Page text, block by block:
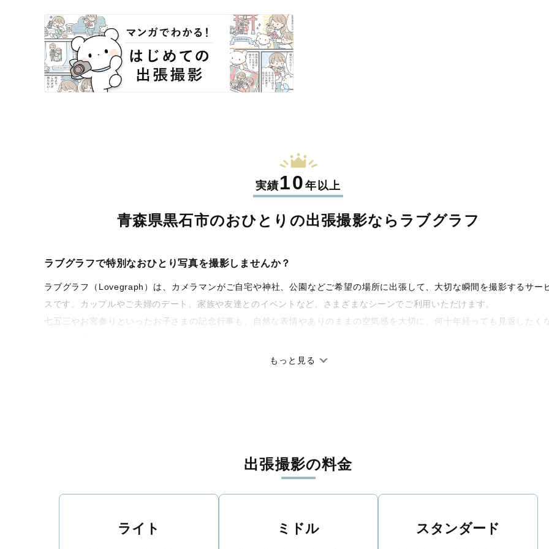
実績10年以上
青森県黒石市のおひとりの出張撮影なら ラブグラフ
ラブグラフで特別なおひとり写真を撮影しませんか？
ラブグラフ（Lovegraph）は、カメラマンがご自宅や神社、公園などご希望の場所に出張して、大切な瞬間を撮影するサー
スです。カップルやご夫婦のデート、家族や友達とのイベントなど、さまざまなシーンでご利用いただけます。
七五三やお宮参りといったお子さまの記念行事も、自然な表情やありのままの空気感を大切に、何十年経っても見返したく
撮影後は、独自の編集技術で写真の明るさや色合いを丁寧に調整。自然な雰囲気を残しつつも、おしゃれで洗練された仕上が
い。
もっと見る
出張撮影の料金
ライト ミドル スタンダード